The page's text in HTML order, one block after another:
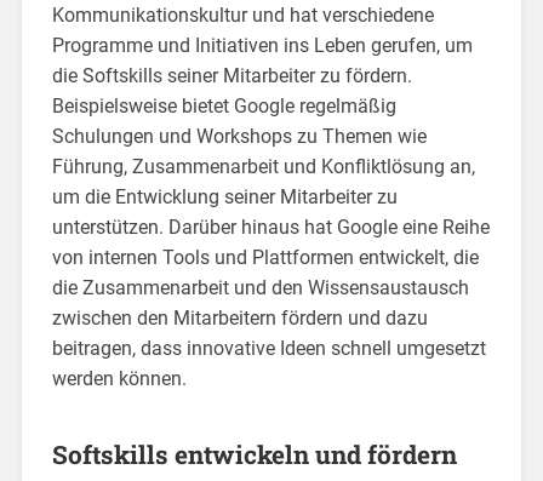
Kommunikationskultur und hat verschiedene
Programme und Initiativen ins Leben gerufen, um
die Softskills seiner Mitarbeiter zu fördern.
Beispielsweise bietet Google regelmäßig
Schulungen und Workshops zu Themen wie
Führung, Zusammenarbeit und Konfliktlösung an,
um die Entwicklung seiner Mitarbeiter zu
unterstützen. Darüber hinaus hat Google eine Reihe
von internen Tools und Plattformen entwickelt, die
die Zusammenarbeit und den Wissensaustausch
zwischen den Mitarbeitern fördern und dazu
beitragen, dass innovative Ideen schnell umgesetzt
werden können.
Softskills entwickeln und fördern